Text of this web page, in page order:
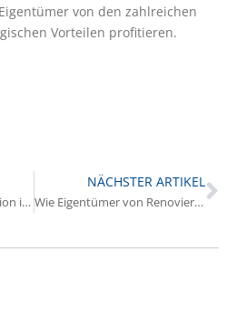
von den zahlreichen
Vorteilen profitieren.
Erfolgreiche Kommunikation in der Nachbarschaft: Tipps für Eigentümer
NÄCHSTER ARTIKEL
Wie Eigentümer von Renovierungsdarlehen profitieren können